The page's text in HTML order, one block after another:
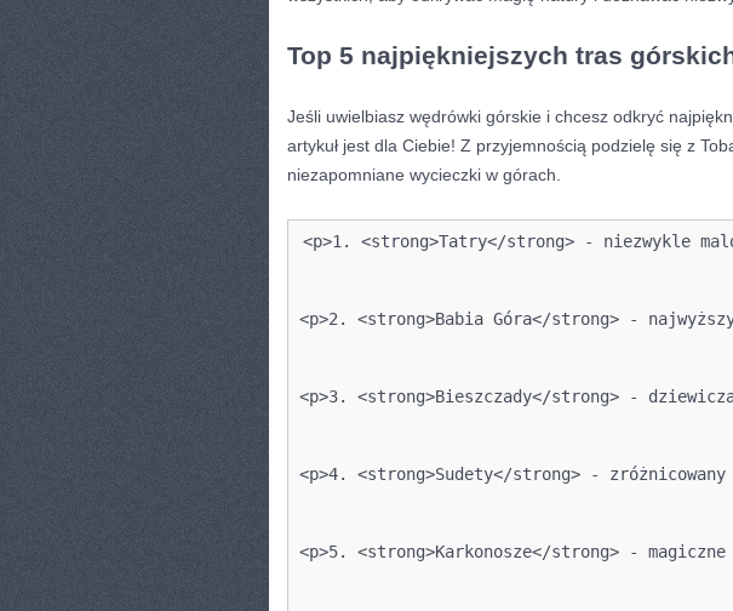
Top 5 najpiękniejszych tras
Jeśli uwielbiasz wędrówki górskie i chcesz odkryć
artykuł jest‌ dla Ciebie! Z przyjemnością podzielę się z
⁢niezapomniane wycieczki w górach.
<p>1. <strong>Tatry</strong> - niezwykle
<p>2. <strong>Babia Góra</strong> -
<p>3. <strong>Bieszczady</strong> -
<p>4. <strong>Sudety</strong> -
<p>5. <strong>Karkonosze</strong> -